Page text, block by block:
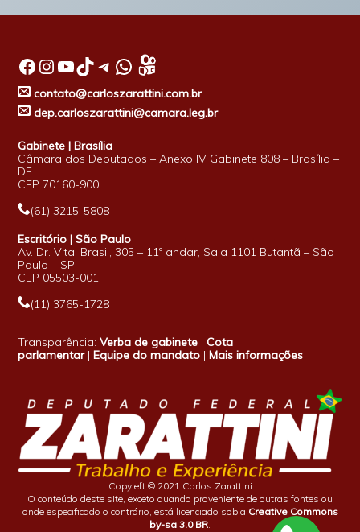
Facebook InstagramYoutube TikTok Telegram WhatsApp
contato@carloszarattini.com.br
dep.carloszarattini@camara.leg.br
Gabinete | Brasília
Câmara dos Deputados – Anexo IV Gabinete 808 – Brasília –
DF
CEP 70160-900
(61) 3215-5808
Escritório | São Paulo
Av. Dr. Vital Brasil, 305 – 11º andar, Sala 1101 Butantã – São
Paulo – SP
CEP 05503-001
(11) 3765-1728
Transparência:Verba de gabinete |Cota
parlamentar|Equipe do mandato |Mais informações
Copyleft © 2021 Carlos Zarattini
O conteúdo deste site, exceto quando proveniente de outras fontes ou
onde especificado o contrário, está licenciado sob a Creative Commons
by-sa 3.0 BR